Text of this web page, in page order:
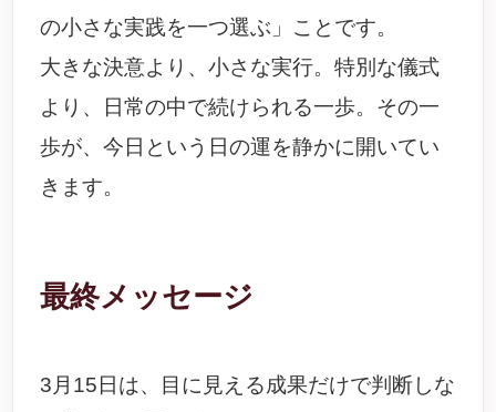
の小さな実践を一つ選ぶ」ことです。
大きな決意より、小さな実行。特別な儀式
より、日常の中で続けられる一歩。その一
歩が、今日という日の運を静かに開いてい
きます。
最終メッセージ
3月15日は、目に見える成果だけで判断しな